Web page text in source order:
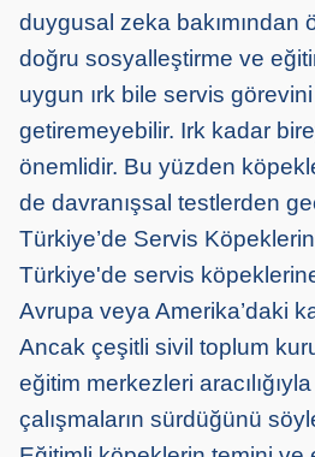
duygusal zeka bakımından
doğru sosyalleştirme ve
uygun ırk bile servis
getiremeyebilir. Irk kadar
önemlidir. Bu yüzden
de davranışsal testlerden
Türkiye’de Servis
Türkiye'de servis
Avrupa veya Amerika’daki
Ancak çeşitli sivil toplum
eğitim merkezleri
çalışmaların sürdüğünü